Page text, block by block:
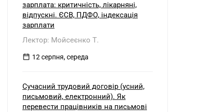
зарплата: критичність, лікарняні,
відпускні. ЄСВ, ПДФО, індексація
зарплати
Лектор: Мойсеєнко Т.
12 серпня, середа
Сучасний трудовий договір (усний,
письмовий, електронний). Як
перевести працівників на письмові